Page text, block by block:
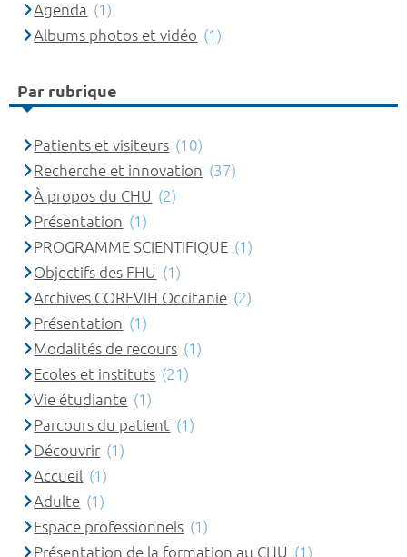
Agenda (1)
Albums photos et vidéo (1)
Par rubrique
Patients et visiteurs (10)
Recherche et innovation (37)
À propos du CHU (2)
Présentation (1)
PROGRAMME SCIENTIFIQUE (1)
Objectifs des FHU (1)
Archives COREVIH Occitanie (2)
Présentation (1)
Modalités de recours (1)
Ecoles et instituts (21)
Vie étudiante (1)
Parcours du patient (1)
Découvrir (1)
Accueil (1)
Adulte (1)
Espace professionnels (1)
Présentation de la formation au CHU (1)